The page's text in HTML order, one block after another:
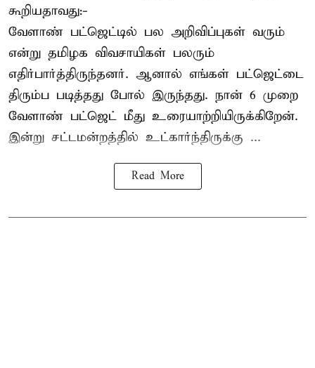
கூறியதாவது:-
வேளாண் பட்ஜெட்டில் பல அறிவிப்புகள் வரும்
என்று தமிழக விவசாயிகள் பலரும்
எதிர்பார்த்திருந்தனர். ஆனால் எங்கள் பட்ஜெட்டை
திரும்ப படித்தது போல் இருந்தது. நான் 6 முறை
வேளாண் பட்ஜெட் மீது உரையாற்றியிருக்கிறேன்.
இன்று சட்டமன்றத்தில் உட்கார்ந்திருக்கு ...
Read More